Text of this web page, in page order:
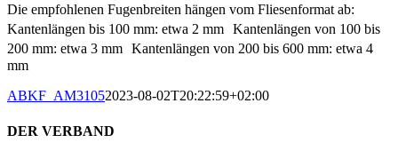
Die empfohlenen Fugenbreiten hängen vom Fliesenformat ab:
Kantenlängen bis 100 mm: etwa 2 mm Kantenlängen von 100 bis
200 mm: etwa 3 mm Kantenlängen von 200 bis 600 mm: etwa 4
mm
ABKF_AM31052023-08-02T20:22:59+02:00
DER VERBAND